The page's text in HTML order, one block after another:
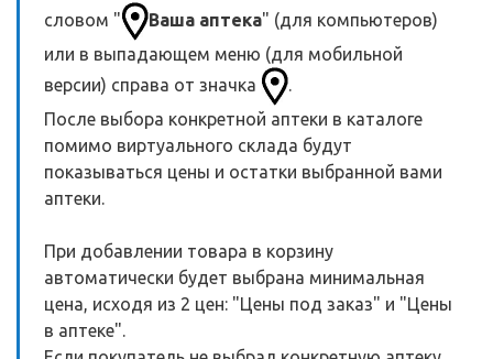
словом "
Ваша аптека" (для компьютеров)
или в выпадающем меню (для мобильной
версии) справа от значка
.
После выбора конкретной аптеки в каталоге
помимо виртуального склада будут
показываться цены и остатки выбранной вами
аптеки.
При добавлении товара в корзину
автоматически будет выбрана минимальная
цена, исходя из 2 цен: "Цены под заказ" и "Цены
в аптеке".